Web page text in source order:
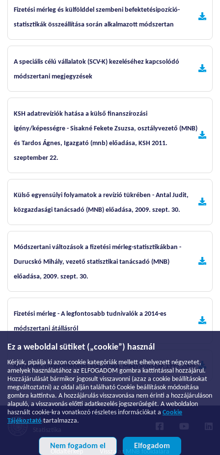
Ez a weboldal sütiket („cookie”) használ
Kérjük, pipálja ki azon cookie kategóriák mellett elhelyezett négyzetet,
amelyek használatához az ELFOGADOM gombra kattintással hozzájárul.
Hozzájárulását bármikor jogosult visszavonni (azaz a cookie beállításokat
megváltoztatni) az oldal alján található Cookie beállítások módosítása
gombra kattintva. A hozzájárulás visszavonása nem érinti a hozzájáruláson
alapuló, a visszavonás előtti adatkezelés jogszerűségét. A weboldalon
használt cookie-kra vonatkozó részletes információkat a Cookie
Tájékoztató tartalmazza.
Nem fogadom el Elfogadom
Fizetési mérleg és külfölddel szembeni befektetésipozíció-
statisztikák összeállítása során alkalmazott módszertan
A speciális célú vállalatok (SCV-K) kezeléséhez kapcsolódó
módszertani megjegyzések
KSH adatrevíziók hatása a külső finanszírozási
igény/képességre - Sisakné Fekete Zsuzsa, osztályvezető (MNB)
és Tardos Ágnes, Igazgató (mnb) előadása, KSH 2011.
szeptember 22.
Külső egyensúlyi folyamatok a revízió tükrében - Antal Judit,
közgazdasági tanácsadó (MNB) előadása, 2009. szept. 30.
Módszertani változások a fizetési mérleg-statisztikákban -
Durucskó Mihály, vezető statisztikai tanácsadó (MNB)
előadása, 2009. szept. 30.
Fizetési mérleg - A legfontosabb tudnivalók a 2014-es
módszertani átállásról
Közvetlen tőkebefektetés statisztika, Magyarország 1995-2005
MNB
Oldaltérkép Vissza az MNB főoldalára